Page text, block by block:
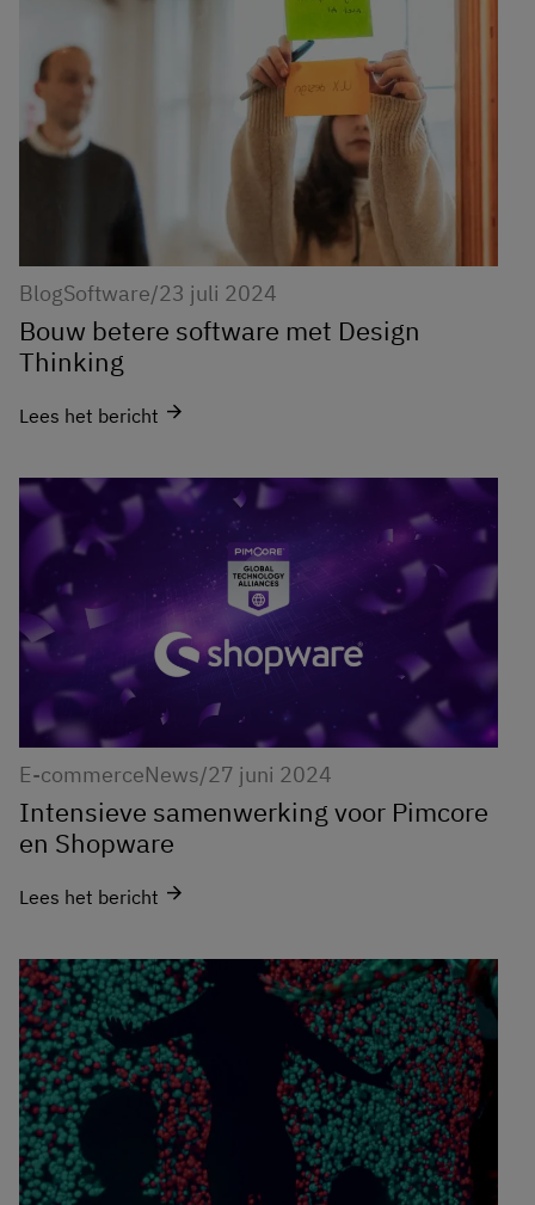
BlogSoftware/23 juli 2024
Bouw betere software met Design
Thinking
Lees het bericht arrow_forward
E-commerceNews/27 juni 2024
Intensieve samenwerking voor Pimcore
en Shopware
Lees het bericht arrow_forward